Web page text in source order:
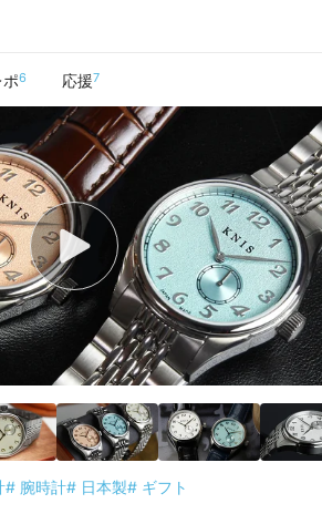
6 応援7
# 腕時計# 日本製# ギフト